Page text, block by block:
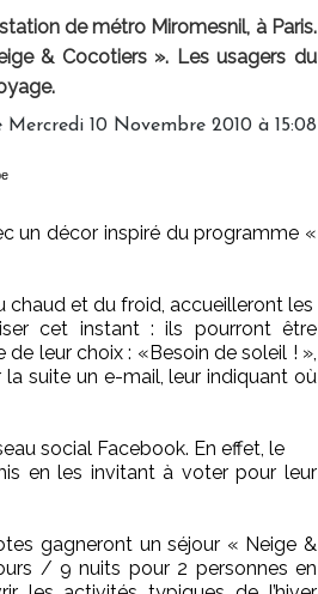
de métro Miromesnil, à Paris.
& Cocotiers ». Les usagers du
10 Novembre 2010 à 15:08
un décor inspiré du programme «
chaud et du froid, accueilleront les
cet instant : ils pourront être
leur choix : «Besoin de soleil ! »,
suite un e-mail, leur indiquant où
social Facebook. En effet, le
en les invitant à voter pour leur
gagneront un séjour « Neige &
/ 9 nuits pour 2 personnes en